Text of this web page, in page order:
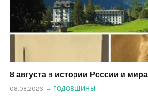
8 августа в истории России и мира
08.08.2026 ГОДОВЩИНЫ